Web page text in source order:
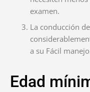
examen.
La conducción
a su Fácil
Edad